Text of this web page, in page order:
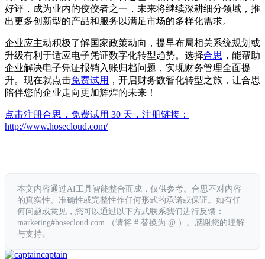
好评，成为业内的佼佼者之一，未来将继续深耕细分领域，推
出更多创新型的产品和服务以满足市场的多样化需求。
企业应主动积极了解国家政策动向，提早布局相关系统规划或
升级有利于适应电子凭证数字化转型趋势。选择合思 ，能帮助
企业解决电子凭证报销入账归档问题，实现财务管理全面提
升。现在就点击免费试用 ，开启财务数智化转型之旅，让合思
陪伴您的企业走向更加辉煌的未来！
点击注册合思，免费试用 30 天，注册链接：
http://www.hosecloud.com/
本文内容通过AI工具智能整合而成，仅供参考。合思不对内容
的真实性、准确性或完整性作任何形式的承诺或保证。如有任
何问题或意见，您可以通过以下方式联系我们进行反馈：
marketing#hosecloud.com （请将 # 替换为 @ ）。感谢您的理解
与支持。
captain